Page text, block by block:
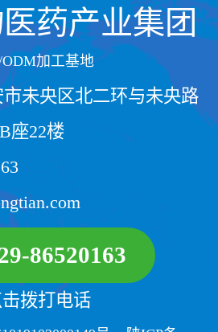
药产业集团
加工基地
未央区北二环与未央路
座22楼
86520163
击拨打电话